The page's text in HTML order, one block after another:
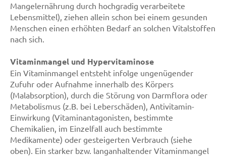
Mangelernährung durch hochgradig verarbeitete
Lebensmittel), ziehen allein schon bei einem gesunden
Menschen einen erhöhten Bedarf an solchen Vitalstoffen
nach sich.
Vitaminmangel und Hypervitaminose
Ein Vitaminmangel entsteht infolge ungenügender
Zufuhr oder Aufnahme innerhalb des Körpers
(Malabsorption), durch die Störung von Darmflora oder
Metabolismus (z.B. bei Leberschäden), Antivitamin-
Einwirkung (Vitaminantagonisten, bestimmte
Chemikalien, im Einzelfall auch bestimmte
Medikamente) oder gesteigerten Verbrauch (siehe
oben). Ein starker bzw. langanhaltender Vitaminmangel